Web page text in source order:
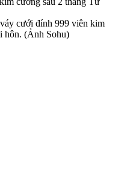
cưới đính 999 viên kim
hôn. (Ảnh Sohu)